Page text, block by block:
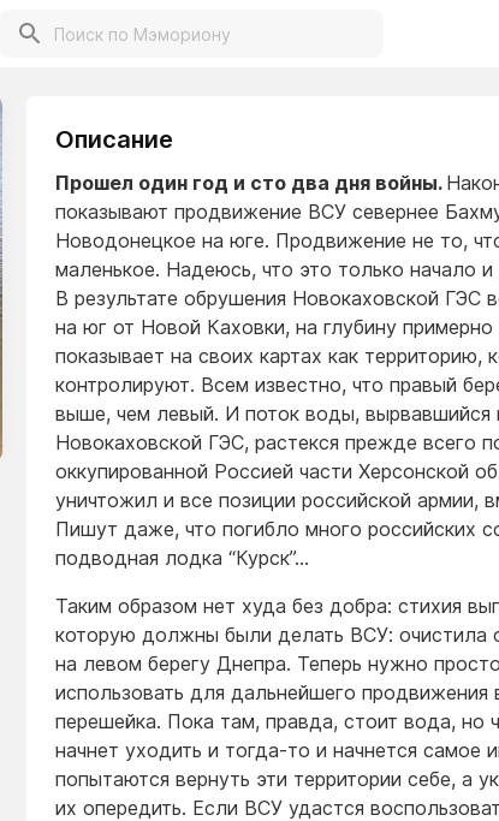
Описание
Прошел один год и сто два дня войны.
показывают продвижение ВСУ севернее
Новодонецкое на юге. Продвижение не то,
маленькое. Надеюсь, что это только начало
В результате обрушения Новокаховской ГЭС
на юг от Новой Каховки, на глубину примерно
показывает на своих картах как территорию,
контролируют. Всем известно, что правый
выше, чем левый. И поток воды, вырвавшийся
Новокаховской ГЭС, растекся прежде всего
оккупированной Россией части Херсонской
уничтожил и все позиции российской армии,
Пишут даже, что погибло много российских
подводная лодка “Курск”…
Таким образом нет худа без добра: стихия
которую должны были делать ВСУ: очистила
на левом берегу Днепра. Теперь нужно
использовать для дальнейшего продвижения
перешейка. Пока там, правда, стоит вода, но
начнет уходить и тогда-то и начнется самое
попытаются вернуть эти территории себе, а
их опередить. Если ВСУ удастся